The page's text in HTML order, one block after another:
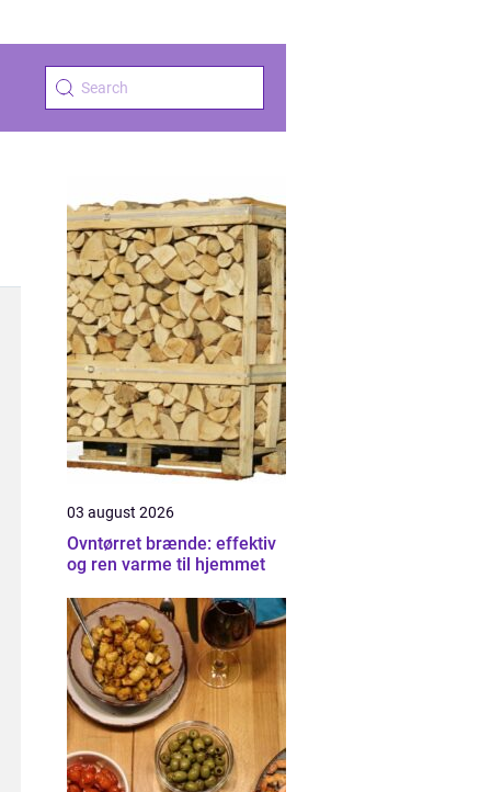
03 august 2026
Ovntørret brænde: effektiv
og ren varme til hjemmet